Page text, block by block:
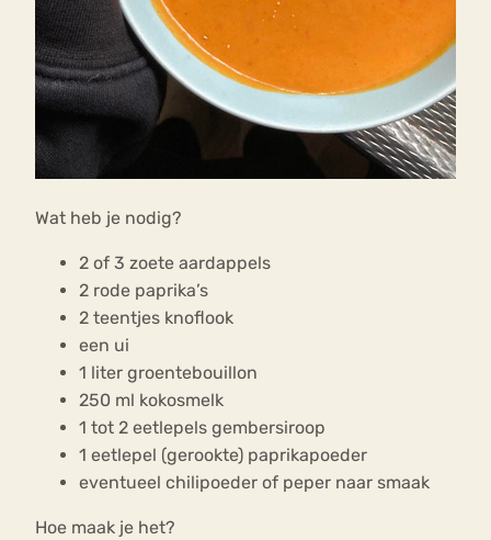
Wat heb je nodig?
2 of 3 zoete aardappels
2 rode paprika’s
2 teentjes knoflook
een ui
1 liter groentebouillon
250 ml kokosmelk
1 tot 2 eetlepels gembersiroop
1 eetlepel (gerookte) paprikapoeder
eventueel chilipoeder of peper naar smaak
Hoe maak je het?